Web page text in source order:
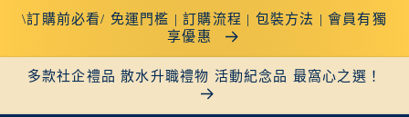
跳至內
\訂購前必看/ 免運門檻 | 訂購流程 | 包裝方法 | 會員有獨
享優惠
多款社企禮品 散水升職禮物 活動紀念品 最窩心之選！